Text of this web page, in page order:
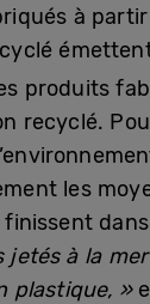
à partir
émettent
produits
recyclé.
les
jetés à la
plastique, »